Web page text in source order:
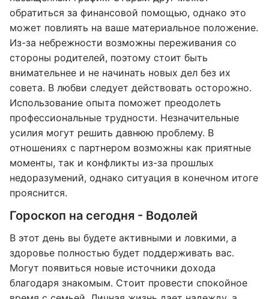
обратиться за финансовой помощью, однако это
может повлиять на ваше материальное положение.
Из-за небрежности возможны переживания со
стороны родителей, поэтому стоит быть
внимательнее и не начинать новых дел без их
совета. В любви следует действовать осторожно.
Использование опыта поможет преодолеть
профессиональные трудности. Незначительные
усилия могут решить давнюю проблему. В
отношениях с партнером возможны как приятные
моменты, так и конфликты из-за прошлых
недоразумений, однако ситуация в конечном итоге
прояснится.
Гороскоп на сегодня - Водолей
В этот день вы будете активными и ловкими, а
здоровье полностью будет поддерживать вас.
Могут появиться новые источники дохода
благодаря знакомым. Стоит провести спокойное